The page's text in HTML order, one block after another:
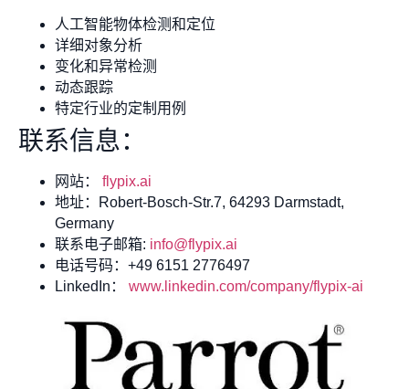
人工智能物体检测和定位
详细对象分析
变化和异常检测
动态跟踪
特定行业的定制用例
联系信息：
网站： flypix.ai
地址：Robert-Bosch-Str.7, 64293 Darmstadt,
Germany
联系电子邮箱: info@flypix.ai
电话号码：+49 6151 2776497
LinkedIn： www.linkedin.com/company/flypix-ai